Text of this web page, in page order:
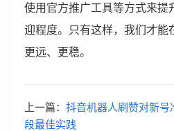
使用官方推广工具等方式来提
迎程度。只有这样，我们才能
更远、更稳。
上一篇： 抖音机器人刷赞对新
段最佳实践